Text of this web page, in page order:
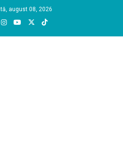
august 08, 2026